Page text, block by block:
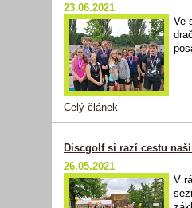
23.06.2021
Ve
Celý článek
Discgolf si razí cestu
26.05.2021
V